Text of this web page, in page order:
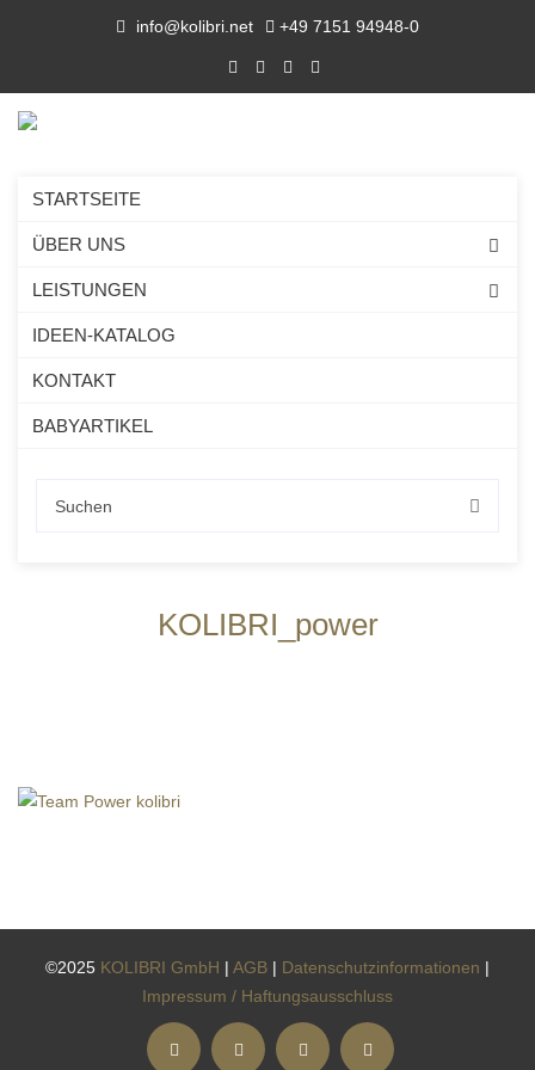
info@kolibri.net +49 7151 94948-0
STARTSEITE
ÜBER UNS
LEISTUNGEN
IDEEN-KATALOG
KONTAKT
BABYARTIKEL
KOLIBRI_power
©2025 KOLIBRI GmbH | AGB | Datenschutzinformationen |
Impressum / Haftungsausschluss